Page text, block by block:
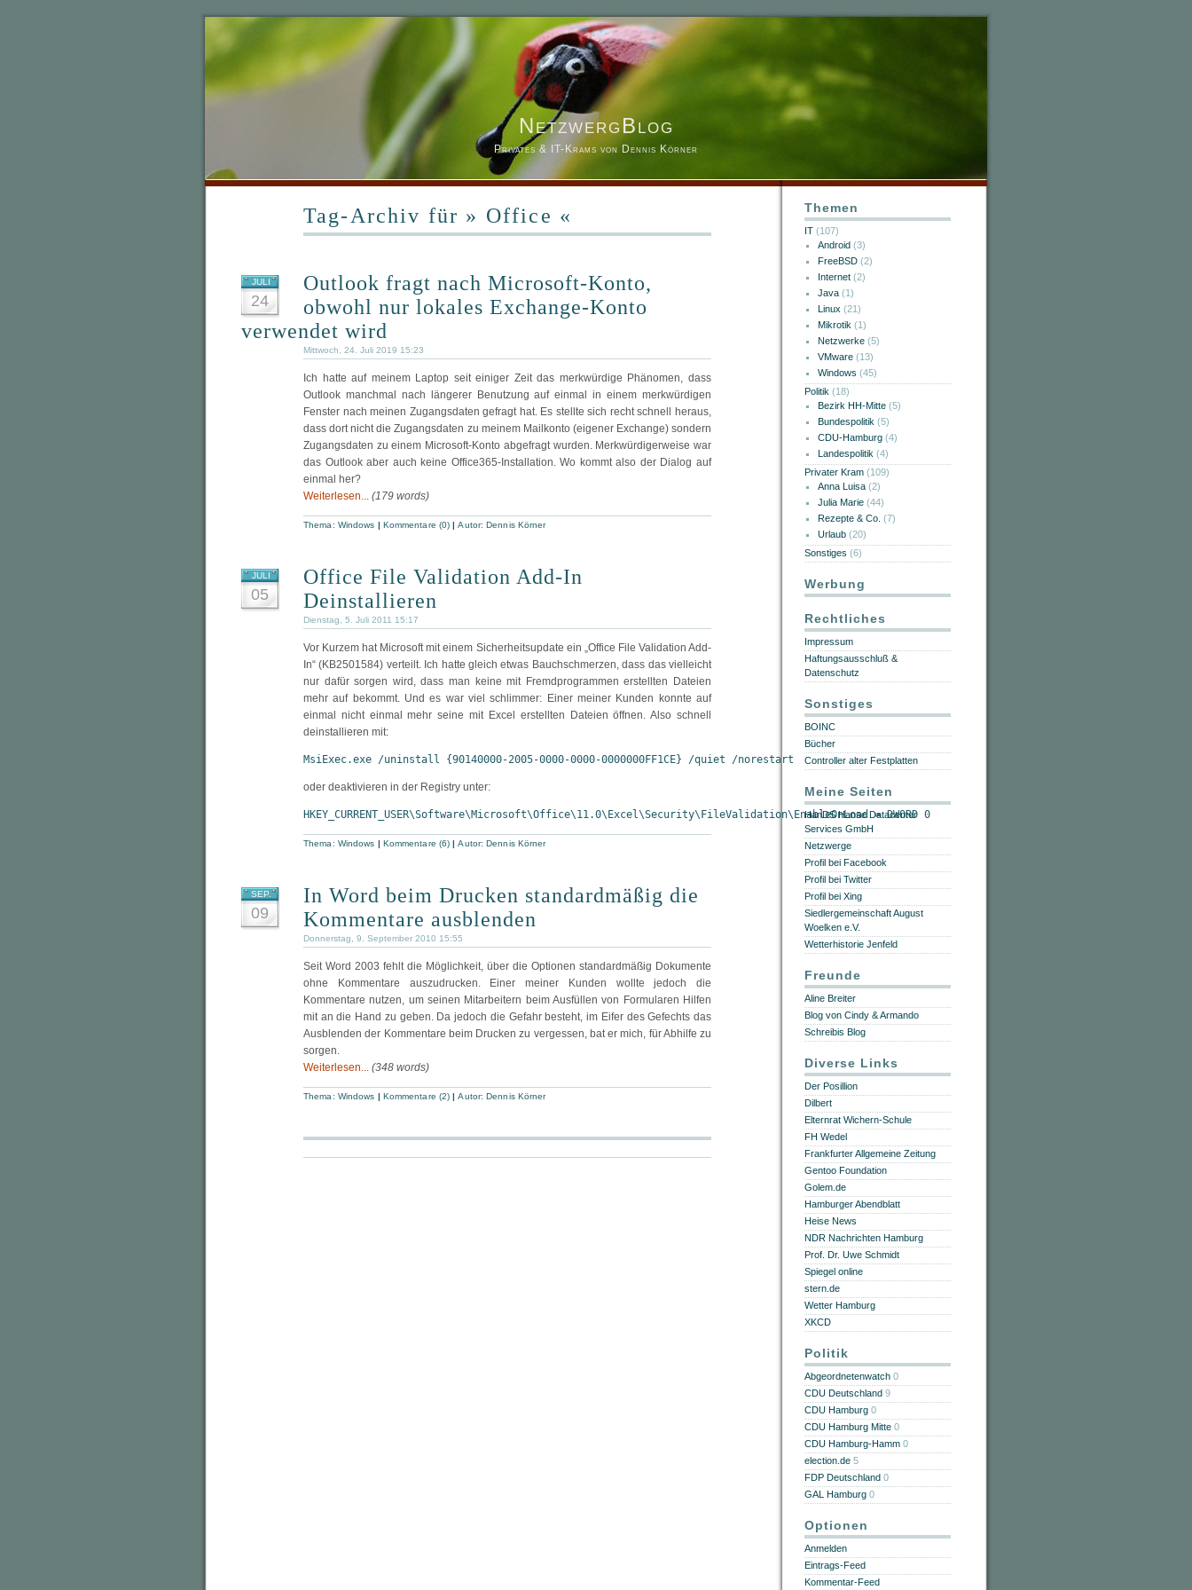
NetzwergBlog
Privates & IT-Krams von Dennis Körner
Tag-Archiv für » Office «
JULI
24
Outlook fragt nach Microsoft-Konto,
obwohl nur lokales Exchange-Konto
verwendet wird
Mittwoch, 24. Juli 2019 15:23
Ich hatte auf meinem Laptop seit einiger Zeit das merkwürdige Phänomen, dass
Outlook manchmal nach längerer Benutzung auf einmal in einem merkwürdigen
Fenster nach meinen Zugangsdaten gefragt hat. Es stellte sich recht schnell heraus,
dass dort nicht die Zugangsdaten zu meinem Mailkonto (eigener Exchange) sondern
Zugangsdaten zu einem Microsoft-Konto abgefragt wurden. Merkwürdigerweise war
das Outlook aber auch keine Office365-Installation. Wo kommt also der Dialog auf
einmal her?
Weiterlesen... (179 words)
Thema: Windows | Kommentare (0) |Autor:Dennis Körner
JULI
05
Office File Validation Add-In
Deinstallieren
Dienstag, 5. Juli 2011 15:17
Vor Kurzem hat Microsoft mit einem Sicherheitsupdate ein „Office File Validation Add-
In“ (KB2501584) verteilt. Ich hatte gleich etwas Bauchschmerzen, dass das vielleicht
nur dafür sorgen wird, dass man keine mit Fremdprogrammen erstellten Dateien
mehr auf bekommt. Und es war viel schlimmer: Einer meiner Kunden konnte auf
einmal nicht einmal mehr seine mit Excel erstellten Dateien öffnen. Also schnell
deinstallieren mit:
MsiExec.exe /uninstall {90140000-2005-0000-0000-0000000FF1CE} /quiet /norestart
oder deaktivieren in der Registry unter:
HKEY_CURRENT_USER\Software\Microsoft\Office\11.0\Excel\Security\FileValidation\EnableOnLoad = DWORD 0
Thema: Windows | Kommentare (6) |Autor:Dennis Körner
SEP.
09
In Word beim Drucken standardmäßig die
Kommentare ausblenden
Donnerstag, 9. September 2010 15:55
Seit Word 2003 fehlt die Möglichkeit, über die Optionen standardmäßig Dokumente
ohne Kommentare auszudrucken. Einer meiner Kunden wollte jedoch die
Kommentare nutzen, um seinen Mitarbeitern beim Ausfüllen von Formularen Hilfen
mit an die Hand zu geben. Da jedoch die Gefahr besteht, im Eifer des Gefechts das
Ausblenden der Kommentare beim Drucken zu vergessen, bat er mich, für Abhilfe zu
sorgen.
Weiterlesen... (348 words)
Thema: Windows | Kommentare (2) |Autor:Dennis Körner
Themen
IT (107)
Android (3)
FreeBSD (2)
Internet (2)
Java (1)
Linux (21)
Mikrotik (1)
Netzwerke (5)
VMware (13)
Windows (45)
Politik (18)
Bezirk HH-Mitte (5)
Bundespolitik (5)
CDU-Hamburg (4)
Landespolitik (4)
Privater Kram (109)
Anna Luisa (2)
Julia Marie (44)
Rezepte & Co. (7)
Urlaub (20)
Sonstiges (6)
Werbung
Rechtliches
Impressum
Haftungsausschluß &
Datenschutz
Sonstiges
BOINC
Bücher
Controller alter Festplatten
Meine Seiten
HanDS Hanse Datacenter
Services GmbH
Netzwerge
Profil bei Facebook
Profil bei Twitter
Profil bei Xing
Siedlergemeinschaft August
Woelken e.V.
Wetterhistorie Jenfeld
Freunde
Aline Breiter
Blog von Cindy & Armando
Schreibis Blog
Diverse Links
Der Posillion
Dilbert
Elternrat Wichern-Schule
FH Wedel
Frankfurter Allgemeine Zeitung
Gentoo Foundation
Golem.de
Hamburger Abendblatt
Heise News
NDR Nachrichten Hamburg
Prof. Dr. Uwe Schmidt
Spiegel online
stern.de
Wetter Hamburg
XKCD
Politik
Abgeordnetenwatch 0
CDU Deutschland 9
CDU Hamburg 0
CDU Hamburg Mitte 0
CDU Hamburg-Hamm 0
election.de 5
FDP Deutschland 0
GAL Hamburg 0
Optionen
Anmelden
Eintrags-Feed
Kommentar-Feed